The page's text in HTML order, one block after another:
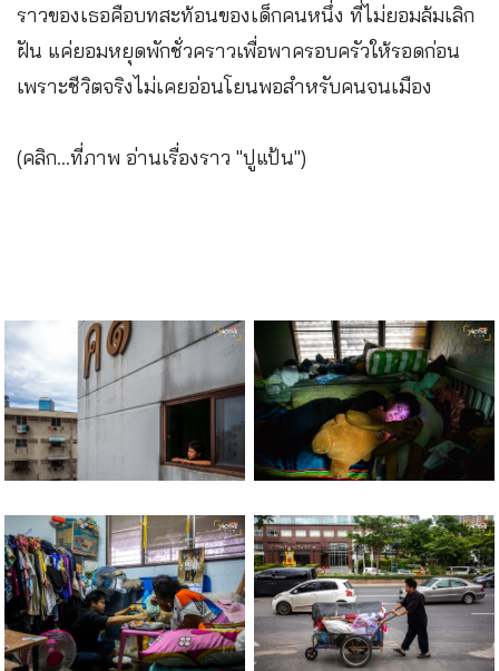
ราวของเธอคือบทสะท้อนของเด็กคนหนึ่ง ที่ไม่ยอมล้มเลิก
ฝัน แค่ยอมหยุดพักชั่วคราวเพื่อพาครอบครัวให้รอดก่อน
เพราะชีวิตจริงไม่เคยอ่อนโยนพอสำหรับคนจนเมือง
(คลิก...ที่ภาพ อ่านเรื่องราว "ปูแป้น")